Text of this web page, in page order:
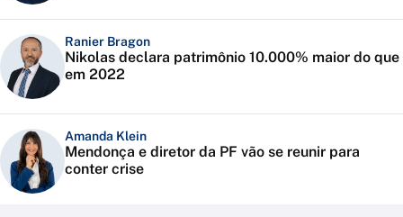
Ranier Bragon
Nikolas declara patrimônio 10.000% maior do que
em 2022
Amanda Klein
Mendonça e diretor da PF vão se reunir para
conter crise